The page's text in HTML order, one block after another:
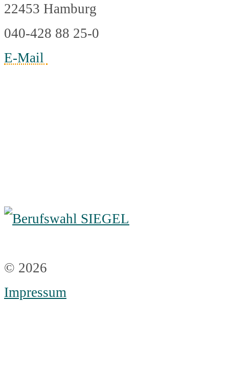
22453 Hamburg
040-428 88 25-0
E-Mail
© 2026
Impressum